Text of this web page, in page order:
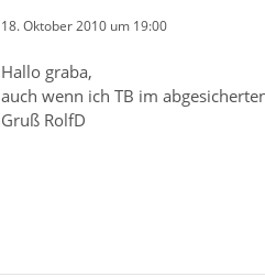
18. Oktober 2010 um 19:00
Hallo graba,
auch wenn ich TB im
Gruß RolfD